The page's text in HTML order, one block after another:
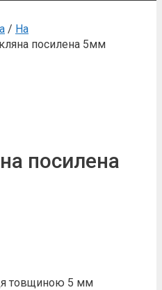
/ На
посилена 5мм
посилена
товщиною 5 мм